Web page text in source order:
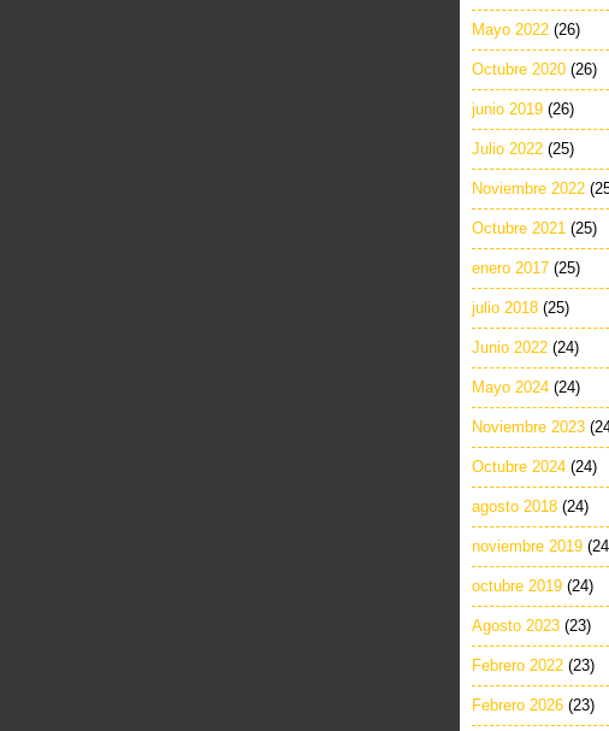
Mayo 2022 (26)
Octubre 2020 (26)
junio 2019 (26)
Julio 2022 (25)
Noviembre 2022
Octubre 2021 (25)
enero 2017 (25)
julio 2018 (25)
Junio 2022 (24)
Mayo 2024 (24)
Noviembre 2023
Octubre 2024 (24)
agosto 2018 (24)
noviembre 2019
octubre 2019 (24)
Agosto 2023 (23)
Febrero 2022 (23)
Febrero 2026 (23)